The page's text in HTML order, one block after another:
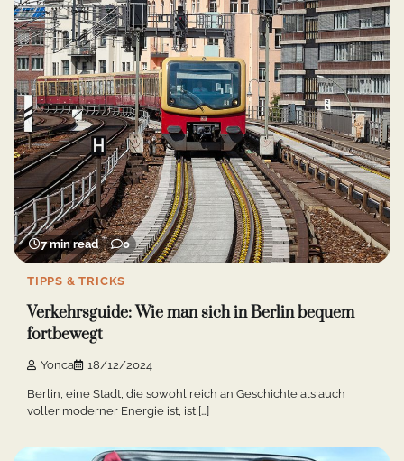
7 min read 0
TIPPS & TRICKS
Verkehrsguide: Wie man sich in Berlin bequem
fortbewegt
Yonca 18/12/2024
Berlin, eine Stadt, die sowohl reich an Geschichte als auch
voller moderner Energie ist, ist […]